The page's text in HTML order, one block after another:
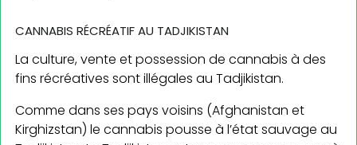
CANNABIS RÉCRÉATIF AU TADJIKISTAN
La culture, vente et possession de cannabis à des
fins récréatives sont illégales au Tadjikistan.
Comme dans ses pays voisins (Afghanistan et
Kirghizstan) le cannabis pousse à l’état sauvage au